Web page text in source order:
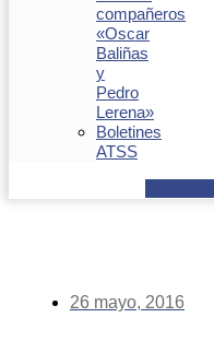
compañeros
«Oscar
Baliñas
y
Pedro
Lerena»
Boletines
ATSS
26 mayo, 2016